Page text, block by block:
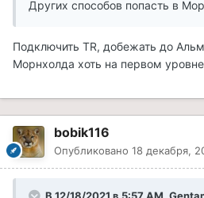
Других способов попасть в
Подключить TR, добежать до
Морнхолда хоть на первом
bobik116
Опубликовано 18 декабря,